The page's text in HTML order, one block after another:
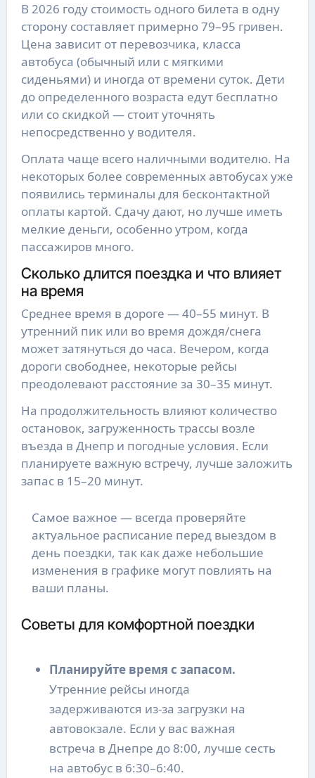
В 2026 году стоимость одного билета в одну
сторону составляет примерно 79–95 гривен.
Цена зависит от перевозчика, класса
автобуса (обычный или с мягкими
сиденьями) и иногда от времени суток. Дети
до определенного возраста едут бесплатно
или со скидкой — стоит уточнять
непосредственно у водителя.
Оплата чаще всего наличными водителю. На
некоторых более современных автобусах уже
появились терминалы для бесконтактной
оплаты картой. Сдачу дают, но лучше иметь
мелкие деньги, особенно утром, когда
пассажиров много.
Сколько длится поездка и что влияет
на время
Среднее время в дороге — 40–55 минут. В
утренний пик или во время дождя/снега
может затянуться до часа. Вечером, когда
дороги свободнее, некоторые рейсы
преодолевают расстояние за 30–35 минут.
На продолжительность влияют количество
остановок, загруженность трассы возле
въезда в Днепр и погодные условия. Если
планируете важную встречу, лучше заложить
запас в 15–20 минут.
Самое важное — всегда проверяйте
актуальное расписание перед выездом в
день поездки, так как даже небольшие
изменения в графике могут повлиять на
ваши планы.
Советы для комфортной поездки
Планируйте время с запасом.
Утренние рейсы иногда
задерживаются из-за загрузки на
автовокзале. Если у вас важная
встреча в Днепре до 8:00, лучше сесть
на автобус в 6:30–6:40.